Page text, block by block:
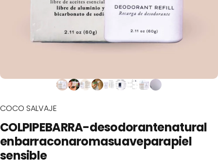
COCO SALVAJE
COLPIPEBARRA-desodorantenatural
enbarraconaromasuaveparapiel
sensible